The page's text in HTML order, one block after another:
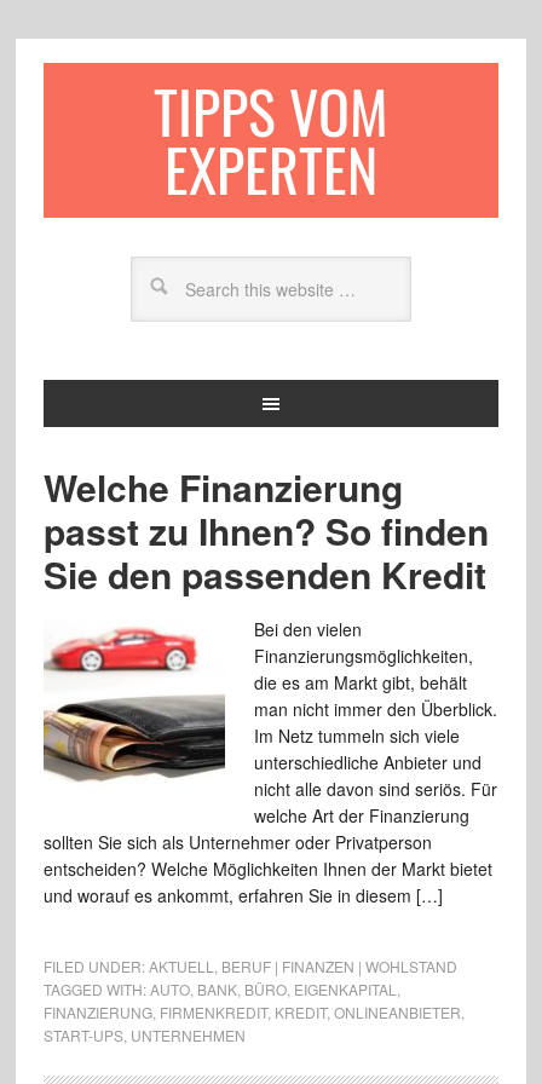
TIPPS VOM
EXPERTEN
Welche Finanzierung
passt zu Ihnen? So finden
Sie den passenden Kredit
Bei den vielen
Finanzierungsmöglichkeiten,
die es am Markt gibt, behält
man nicht immer den Überblick.
Im Netz tummeln sich viele
unterschiedliche Anbieter und
nicht alle davon sind seriös. Für
welche Art der Finanzierung
sollten Sie sich als Unternehmer oder Privatperson
entscheiden? Welche Möglichkeiten Ihnen der Markt bietet
und worauf es ankommt, erfahren Sie in diesem […]
FILED UNDER:AKTUELL
BERUF | FINANZEN | WOHLSTAND
TAGGED WITH:AUTO, BANK, BÜRO, EIGENKAPITAL
FINANZIERUNG, FIRMENKREDIT, KREDIT, ONLINEANBIETER
START-UPS, UNTERNEHMEN